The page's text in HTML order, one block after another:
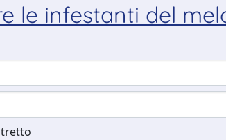
le infestanti del